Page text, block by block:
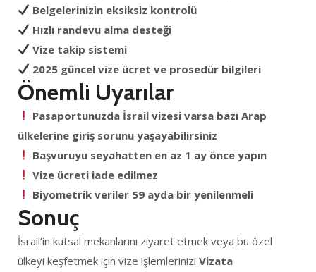
Belgelerinizin eksiksiz kontrolü
Hızlı randevu alma desteği
Vize takip sistemi
2025 güncel vize ücret ve prosedür bilgileri
Önemli Uyarılar
Pasaportunuzda İsrail vizesi varsa bazı Arap
ülkelerine giriş sorunu yaşayabilirsiniz
Başvuruyu seyahatten en az 1 ay önce yapın
Vize ücreti iade edilmez
Biyometrik veriler 59 ayda bir yenilenmeli
Sonuç
İsrail’in kutsal mekanlarını ziyaret etmek veya bu özel
ülkeyi keşfetmek için vize işlemlerinizi Vizata